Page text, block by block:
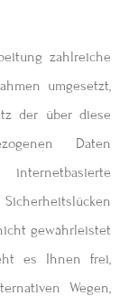
zahlreiche
umgesetzt,
der über diese
Daten
gewährleistet
es Ihnen frei,
Wegen,